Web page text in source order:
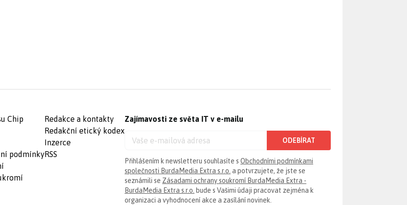
Chip
podmínky
Redakce a kontakty
Redakční etický kodex
Inzerce
RSS
Zajímavosti ze světa IT v e-mailu
ODEBÍRAT
Přihlášením k newsletteru souhlasíte s Obchodními podmínkami
společnosti BurdaMedia Extra s.r.o. a potvrzujete, že jste se
seznámili se Zásadami ochrany soukromí BurdaMedia Extra -
BurdaMedia Extra s.r.o. bude s Vašimi údaji pracovat zejména k
organizaci a vyhodnocení akce a zasílání novinek.